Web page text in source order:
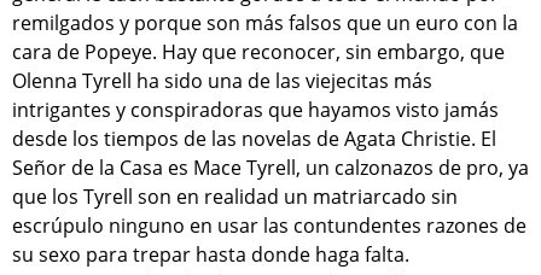
remilgados y porque son más falsos que un euro con la
cara de Popeye. Hay que reconocer, sin embargo, que
Olenna Tyrell ha sido una de las viejecitas más
intrigantes y conspiradoras que hayamos visto jamás
desde los tiempos de las novelas de Agata Christie. El
Señor de la Casa es Mace Tyrell, un calzonazos de pro, ya
que los Tyrell son en realidad un matriarcado sin
escrúpulo ninguno en usar las contundentes razones de
su sexo para trepar hasta donde haga falta.